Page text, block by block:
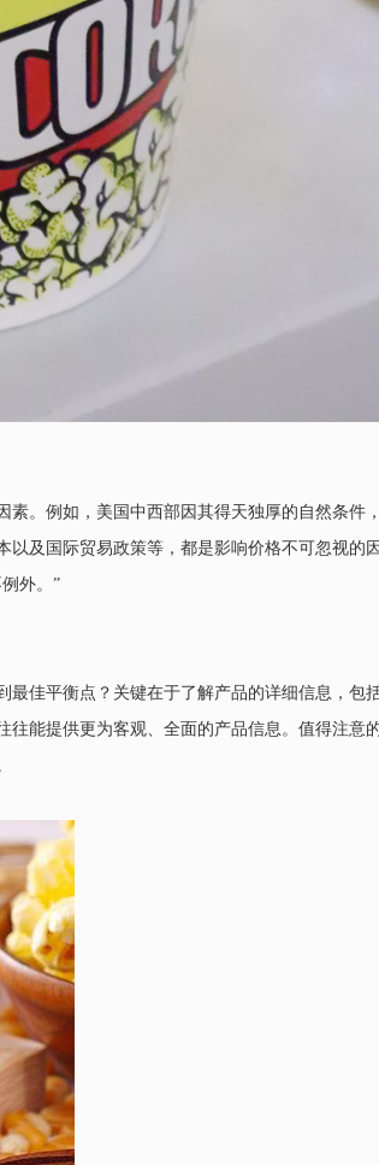
。例如，美国中西部因其得天独厚的自然条件
及国际贸易政策等，都是影响价格不可忽视的
外。”
佳平衡点？关键在于了解产品的详细信息，包
能提供更为客观、全面的产品信息。值得注意